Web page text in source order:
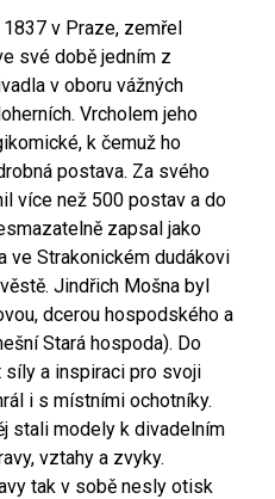
1837 v Praze, zemřel
své době jedním z
v oboru vážných
Vrcholem jeho
k čemuž ho
postava. Za svého
více než 500 postav a do
zapsal jako
ve Strakonickém dudákovi
Jindřich Mošna byl
dcerou hospodského a
Stará hospoda). Do
síly a inspiraci pro svoji
i s místními ochotníky.
stali modely k divadelním
vztahy a zvyky.
tak v sobě nesly otisk